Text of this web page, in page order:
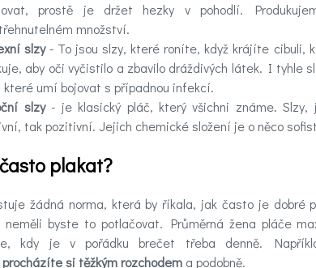
prostě je držet hezky v pohodlí.
množství.
slzy- To jsou slzy, které roníte, když krájíte cibuli,
aby oči vyčistilo a zbavilo dráždivých látek. I tyhle
které umí bojovat s případnou infekcí.
slzy- je klasický pláč, který všichni známe.
tak pozitivní. Jejich chemické složení je o něco
plakat?
žádná norma, která by říkala, jak často je dobré
neměli byste to potlačovat. Průměrná žena pláče
kdy je v pořádku brečet třeba denně.
procházíte si těžkým rozchodem a podobně.